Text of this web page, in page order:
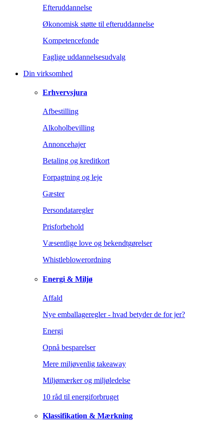
Efteruddannelse
Økonomisk støtte til efteruddannelse
Kompetencefonde
Faglige uddannelsesudvalg
Din virksomhed
Erhvervsjura
Afbestilling
Alkoholbevilling
Annoncehajer
Betaling og kreditkort
Forpagtning og leje
Gæster
Persondataregler
Prisforbehold
Væsentlige love og bekendtgørelser
Whistleblowerordning
Energi & Miljø
Affald
Nye emballageregler - hvad betyder de for jer?
Energi
Opnå besparelser
Mere miljøvenlig takeaway
Miljømærker og miljøledelse
10 råd til energiforbruget
Klassifikation & Mærkning